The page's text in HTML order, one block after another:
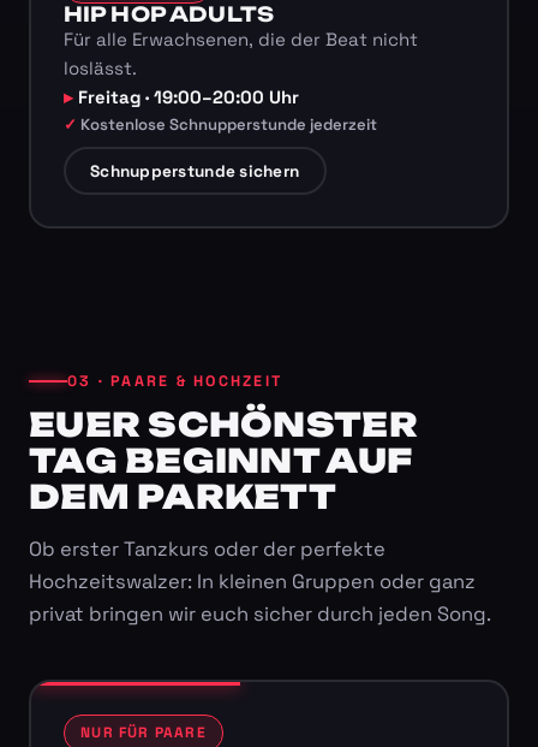
HIP HOP ADULTS
Für alle Erwachsenen, die der Beat nicht
loslässt.
Freitag · 19:00–20:00 Uhr
Kostenlose Schnupperstunde jederzeit
Schnupperstunde sichern
03 · PAARE & HOCHZEIT
EUER SCHÖNSTER
TAG BEGINNT AUF
DEM PARKETT
Ob erster Tanzkurs oder der perfekte
Hochzeitswalzer: In kleinen Gruppen oder ganz
privat bringen wir euch sicher durch jeden Song.
NUR FÜR PAARE